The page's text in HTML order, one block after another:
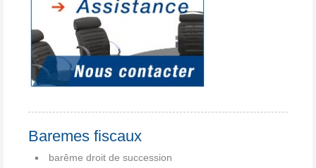
Baremes fiscaux
barême droit de succession